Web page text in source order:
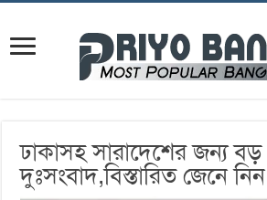
ঢাকাসহ সারাদেশের জন্য বড়
দুঃসংবাদ,বিস্তারিত জেনে নিন